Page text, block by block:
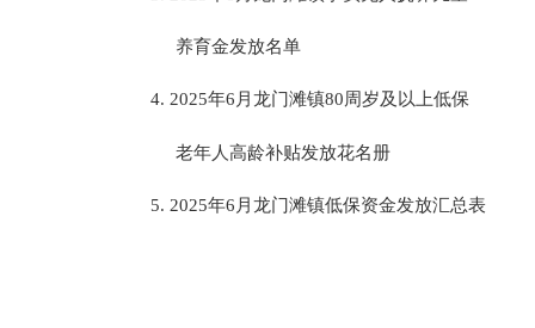
养育金发放名单
4. 2025年6 月龙门滩镇80周岁及以上低保
老年人高龄补贴发放花名册
5. 2025年6 月龙门滩镇低保资金发放汇总表